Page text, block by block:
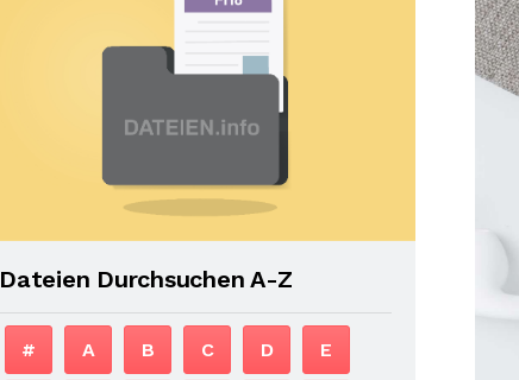
Dateien Durchsuchen A-Z
# A B C D E